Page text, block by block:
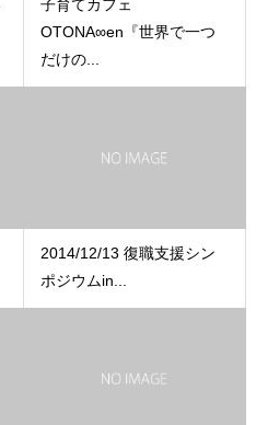
子育てカフェ
OTONA∞en『世界で一つ
だけの...
2014/12/13 復職支援シン
ポジウムin...